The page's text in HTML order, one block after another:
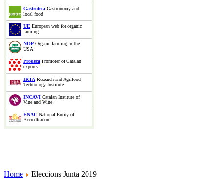
Gastroteca Gastronomy and
local food
UE European web for organic
farming
NOP Organic farming in the
USA
Prodeca Promoter of Catalan
exports
IRTA Research and Agrifood
Technology Institute
INCAVI Catalan Institute of
Vine and Wine
ENAC National Entity of
Accreditation
Home
Eleccions Junta 2019